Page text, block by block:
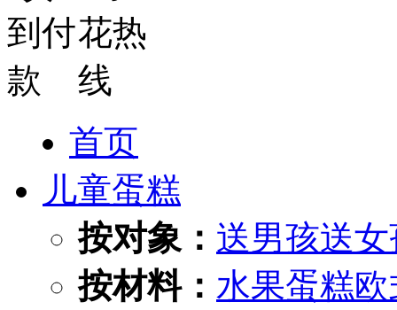
首页
儿童蛋糕
按对象： 送男孩送女
按材料： 水果蛋糕